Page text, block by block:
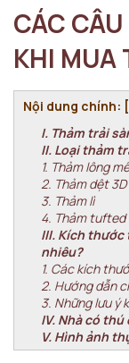
CÁC
KHI MUA
Nội dung chính: [
I. Thảm trải
II. Loại thảm
1. Thảm lông
2. Thảm dệt 3D
3. Thảm lì
4. Thảm tufted
III. Kích thước
nhiêu?
1. Các kích
2. Hướng dẫn
3. Những lưu ý
IV. Nhà có
V. Hình ảnh